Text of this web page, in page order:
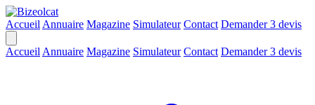
Accueil Annuaire Magazine Simulateur Contact Demander 3 devis
Accueil Annuaire Magazine Simulateur Contact Demander 3 devis